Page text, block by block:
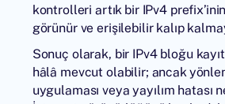
kontrolleri artık bir IPv4
görünür ve erişilebilir kalıp
Sonuç olarak, bir IPv4 bloğu
hâlâ mevcut olabilir; ancak
uygulaması veya yayılım hatası